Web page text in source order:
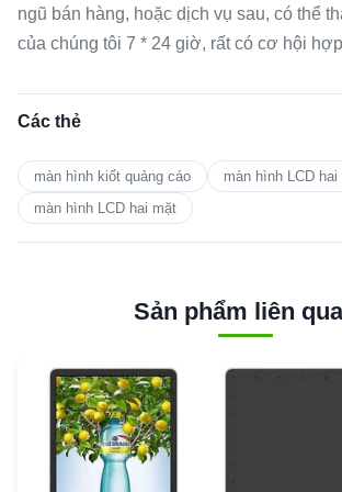
ngũ bán hàng, hoặc dịch vụ sau, có thể
của chúng tôi 7 * 24 giờ, rất có cơ hội
Các thẻ
màn hình kiốt quảng cáo
màn hình LCD hai
màn hình LCD hai mặt
Sản phẩm liên